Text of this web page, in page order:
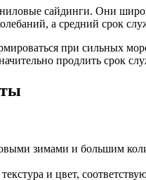
сайдинги. Они
а средний срок
при сильных
продлить срок
зимами и большим
и цвет,